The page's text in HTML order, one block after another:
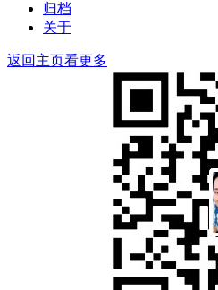
归档
关于
返回主页看更多